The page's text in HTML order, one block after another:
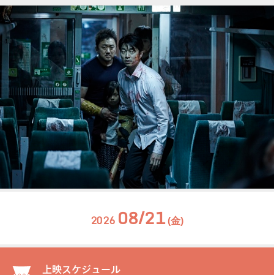
2026 08/21 (金)